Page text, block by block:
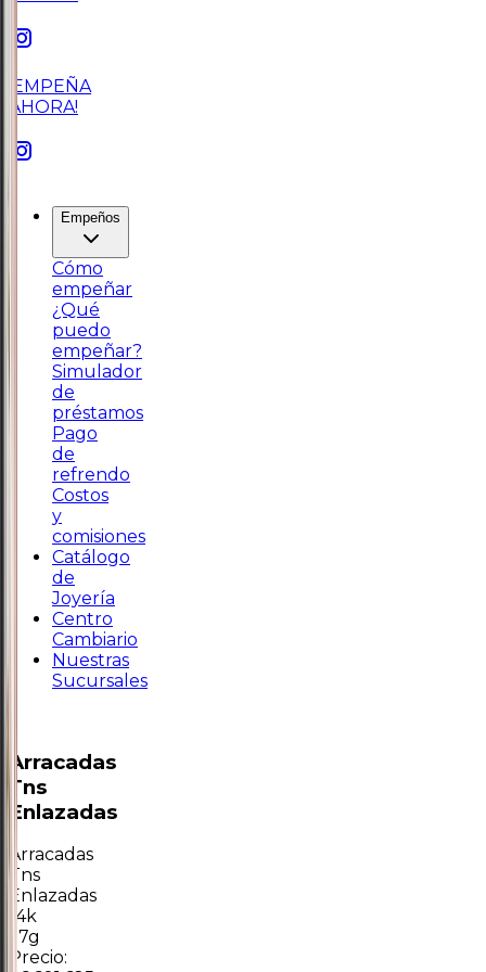
¡EMPEÑA
AHORA!
Empeños
Cómo
empeñar
¿Qué
puedo
empeñar?
Simulador
de
préstamos
Pago
de
refrendo
Costos
y
comisiones
Catálogo
de
Joyería
Centro
Cambiario
Nuestras
Sucursales
Arracadas
Tns
Enlazadas
Arracadas
Tns
Enlazadas
14k
1.7g
Precio: